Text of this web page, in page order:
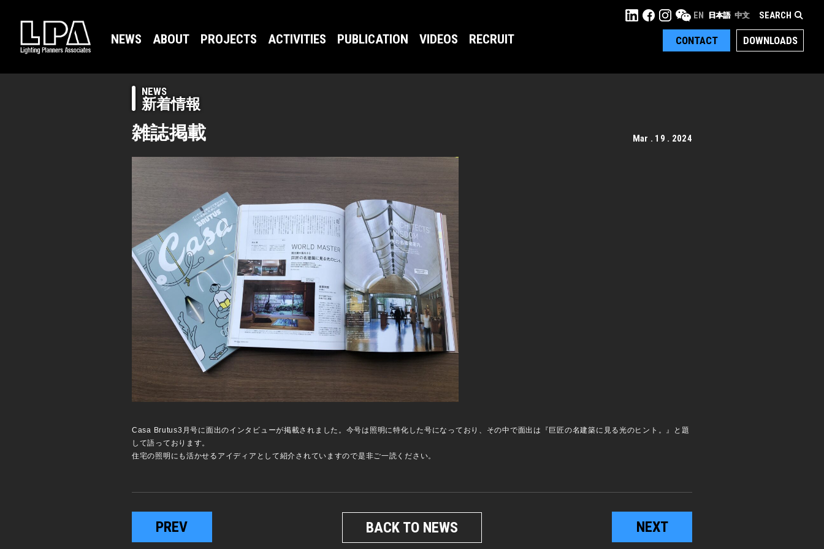
NEWS ABOUT PROJECTS ACTIVITIES PUBLICATION VIDEOS RECRUIT DOWNLOADS
CONTACT
SEARCH
EN 日本語 中文
NEWS
新着情報
雑誌掲載 Mar . 19 . 2024
Casa Brutus3月号に面出のインタビューが掲載されました。今号は照明に特化した号になっており、その中で面出は『巨匠の名建築に見る光のヒント。』と題
して語っております。
住宅の照明にも活かせるアイディアとして紹介されていますので是非ご一読ください。
PREV NEXT
BACK TO NEWS